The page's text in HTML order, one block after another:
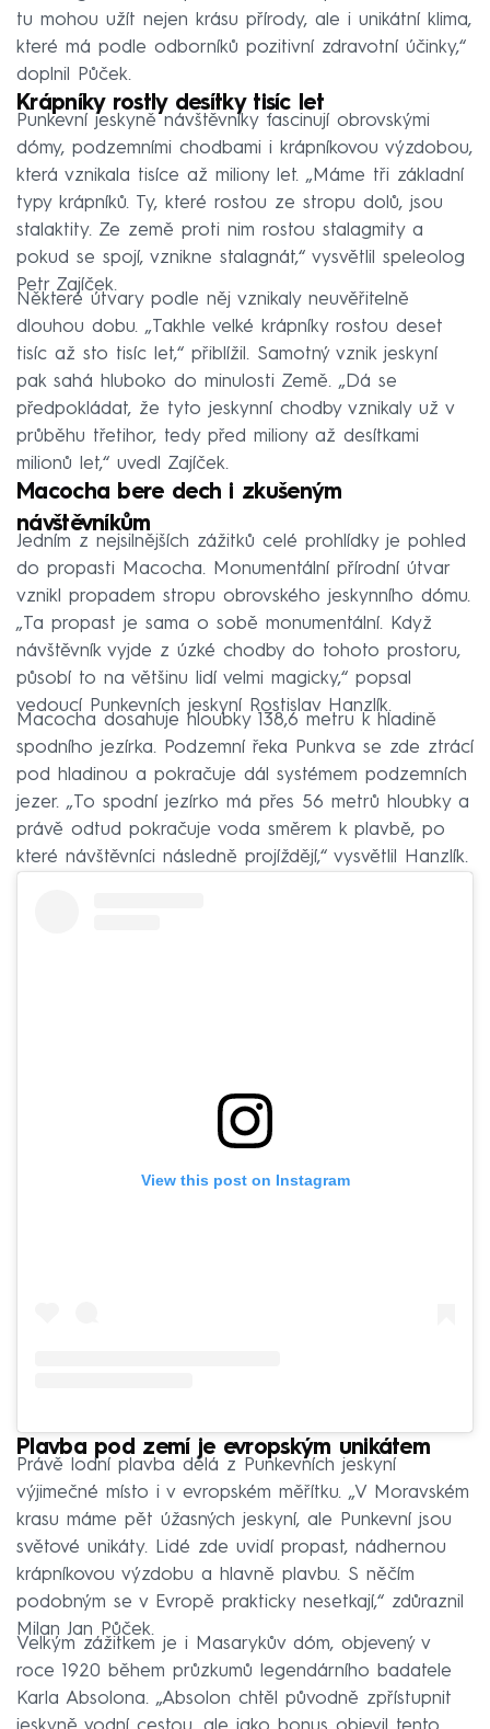
tu mohou užít nejen krásu přírody, ale i unikátní klima,
které má podle odborníků pozitivní zdravotní účinky,“
doplnil Půček.
Krápníky rostly desítky tisíc let
Punkevní jeskyně návštěvníky fascinují obrovskými
dómy, podzemními chodbami i krápníkovou výzdobou,
která vznikala tisíce až miliony let. „Máme tři základní
typy krápníků. Ty, které rostou ze stropu dolů, jsou
stalaktity. Ze země proti nim rostou stalagmity a
pokud se spojí, vznikne stalagnát,“ vysvětlil speleolog
Petr Zajíček.
Některé útvary podle něj vznikaly neuvěřitelně
dlouhou dobu. „Takhle velké krápníky rostou deset
tisíc až sto tisíc let,“ přiblížil. Samotný vznik jeskyní
pak sahá hluboko do minulosti Země. „Dá se
předpokládat, že tyto jeskynní chodby vznikaly už v
průběhu třetihor, tedy před miliony až desítkami
milionů let,“ uvedl Zajíček.
Macocha bere dech i zkušeným
návštěvníkům
Jedním z nejsilnějších zážitků celé prohlídky je pohled
do propasti Macocha. Monumentální přírodní útvar
vznikl propadem stropu obrovského jeskynního dómu.
„Ta propast je sama o sobě monumentální. Když
návštěvník vyjde z úzké chodby do tohoto prostoru,
působí to na většinu lidí velmi magicky,“ popsal
vedoucí Punkevních jeskyní Rostislav Hanzlík.
Macocha dosahuje hloubky 138,6 metru k hladině
spodního jezírka. Podzemní řeka Punkva se zde ztrácí
pod hladinou a pokračuje dál systémem podzemních
jezer. „To spodní jezírko má přes 56 metrů hloubky a
právě odtud pokračuje voda směrem k plavbě, po
které návštěvníci následně projíždějí,“ vysvětlil Hanzlík.
View this post on Instagram
Plavba pod zemí je evropským unikátem
Právě lodní plavba dělá z Punkevních jeskyní
výjimečné místo i v evropském měřítku. „V Moravském
krasu máme pět úžasných jeskyní, ale Punkevní jsou
světové unikáty. Lidé zde uvidí propast, nádhernou
krápníkovou výzdobu a hlavně plavbu. S něčím
podobným se v Evropě prakticky nesetkají,“ zdůraznil
Milan Jan Půček.
Velkým zážitkem je i Masarykův dóm, objevený v
roce 1920 během průzkumů legendárního badatele
Karla Absolona. „Absolon chtěl původně zpřístupnit